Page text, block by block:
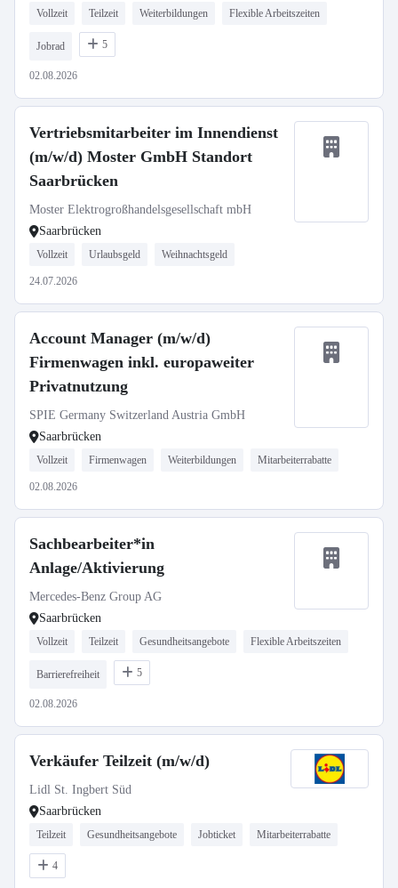
Vollzeit Teilzeit Weiterbildungen Flexible Arbeitszeiten
Jobrad 5
02.08.2026
Vertriebsmitarbeiter im Innendienst
(m/w/d) Moster GmbH Standort
Saarbrücken
Moster Elektrogroßhandelsgesellschaft mbH
Saarbrücken
Vollzeit Urlaubsgeld Weihnachtsgeld
24.07.2026
Account Manager (m/w/d)
Firmenwagen inkl. europaweiter
Privatnutzung
SPIE Germany Switzerland Austria GmbH
Saarbrücken
Vollzeit Firmenwagen Weiterbildungen Mitarbeiterrabatte
02.08.2026
Sachbearbeiter*in
Anlage/Aktivierung
Mercedes-Benz Group AG
Saarbrücken
Vollzeit Teilzeit Gesundheitsangebote Flexible Arbeitszeiten
Barrierefreiheit 5
02.08.2026
Verkäufer Teilzeit (m/w/d)
Lidl St. Ingbert Süd
Saarbrücken
Teilzeit Gesundheitsangebote Jobticket Mitarbeiterrabatte
4